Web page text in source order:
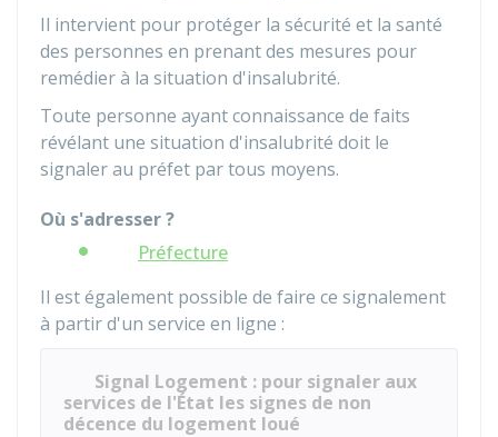
Il intervient pour protéger la sécurité et la santé
des personnes en prenant des mesures pour
remédier à la situation d'insalubrité.
Toute personne ayant connaissance de faits
révélant une situation d'insalubrité doit le
signaler au préfet par tous moyens.
Où s'adresser ?
Préfecture
Il est également possible de faire ce signalement
à partir d'un service en ligne :
Signal Logement : pour signaler aux
services de l'État les signes de non
décence du logement loué